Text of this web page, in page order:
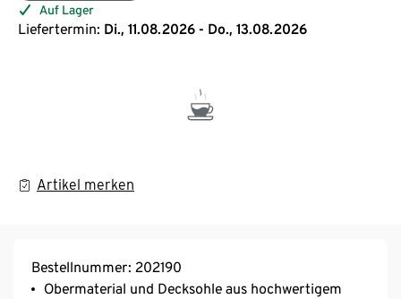
Auf Lager
Liefertermin: Di., 11.08.2026 - Do., 13.08.2026
Artikel merken
Bestellnummer: 202190
Obermaterial und Decksohle aus hochwertigem